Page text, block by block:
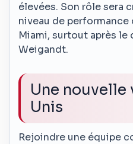
élevées. Son rôle sera
niveau de performance
Miami, surtout après le
Weigandt.
Une nouvelle
Unis
Rejoindre une équipe